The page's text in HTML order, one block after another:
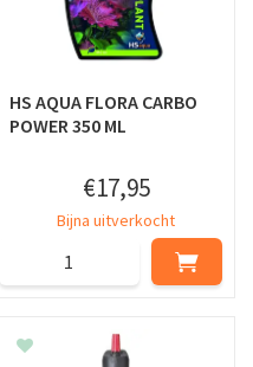
HS AQUA FLORA CARBO
POWER 350 ML
€17,95
Bijna uitverkocht